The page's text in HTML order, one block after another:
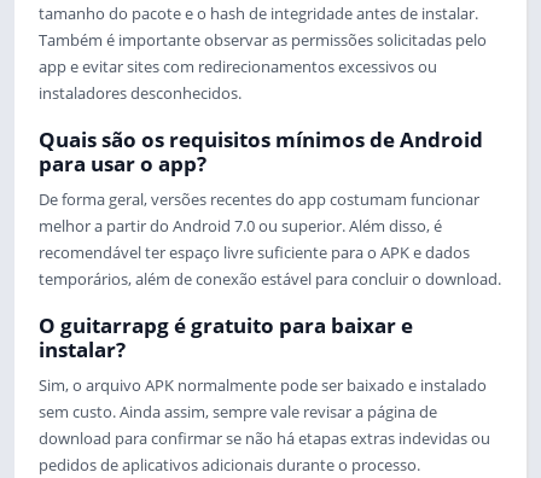
tamanho do pacote e o hash de integridade antes de instalar.
Também é importante observar as permissões solicitadas pelo
app e evitar sites com redirecionamentos excessivos ou
instaladores desconhecidos.
Quais são os requisitos mínimos de Android
para usar o app?
De forma geral, versões recentes do app costumam funcionar
melhor a partir do Android 7.0 ou superior. Além disso, é
recomendável ter espaço livre suficiente para o APK e dados
temporários, além de conexão estável para concluir o download.
O guitarrapg é gratuito para baixar e
instalar?
Sim, o arquivo APK normalmente pode ser baixado e instalado
sem custo. Ainda assim, sempre vale revisar a página de
download para confirmar se não há etapas extras indevidas ou
pedidos de aplicativos adicionais durante o processo.